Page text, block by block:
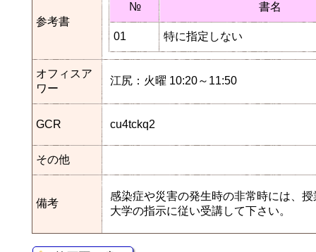
参考書
№ 書名
01 特に指定しない
オフィスア
ワー
江尻：火曜 10:20～11:50
GCR cu4tckq2
その他
備考
感染症や災害の発生時の非常時には、
大学の指示に従い受講して下さい。